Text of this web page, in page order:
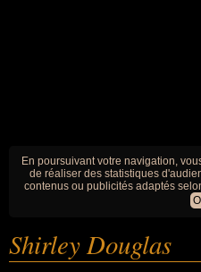
En poursuivant votre navigation,
de réaliser des statistiques
contenus ou publicités adaptés
Shirley Douglas